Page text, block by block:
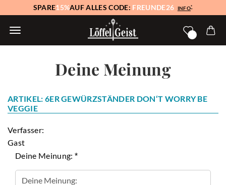
SPARE15%AUF ALLES CODE: FREUNDE26 INFO*
Deine Meinung
ARTIKEL: 6ER GEWÜRZSTÄNDER DON‘T WORRY BE
VEGGIE
Verfasser:
Gast
Deine Meinung: